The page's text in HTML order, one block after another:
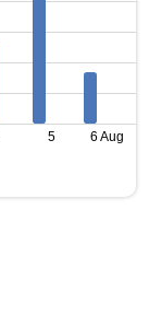
5 6 Aug